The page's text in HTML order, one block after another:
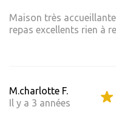
Maison très
repas excellents rien à
M.charlotte F.
Il y a 3 années